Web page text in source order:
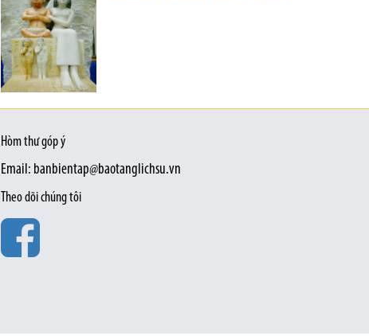
Hòm thư góp ý
Email: banbientap@baotanglichsu.vn
Theo dõi chúng tôi